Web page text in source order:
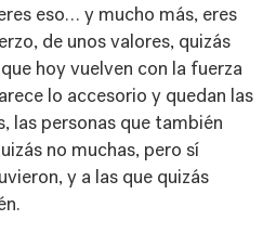
eso… y mucho más, eres
de unos valores, quizás
hoy vuelven con la fuerza
lo accesorio y quedan las
las personas que también
no muchas, pero sí
y a las que quizás